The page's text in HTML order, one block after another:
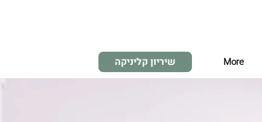
שיריון קליניקה More